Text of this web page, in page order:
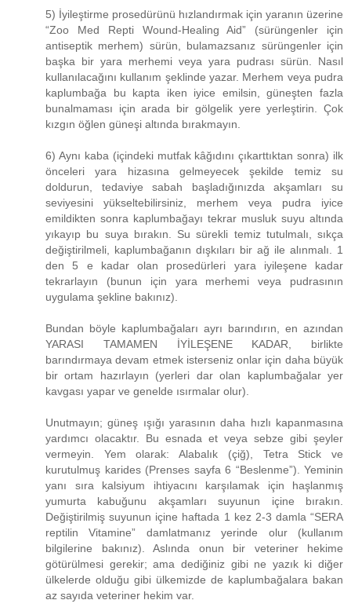
5) İyileştirme prosedürünü hızlandırmak için yaranın üzerine
“Zoo Med Repti Wound-Healing Aid” (sürüngenler için
antiseptik merhem) sürün, bulamazsanız sürüngenler için
başka bir yara merhemi veya yara pudrası sürün. Nasıl
kullanılacağını kullanım şeklinde yazar. Merhem veya pudra
kaplumbağa bu kapta iken iyice emilsin, güneşten fazla
bunalmaması için arada bir gölgelik yere yerleştirin. Çok
kızgın öğlen güneşi altında bırakmayın.
6) Aynı kaba (içindeki mutfak kâğıdını çıkarttıktan sonra) ilk
önceleri yara hizasına gelmeyecek şekilde temiz su
doldurun, tedaviye sabah başladığınızda akşamları su
seviyesini yükseltebilirsiniz, merhem veya pudra iyice
emildikten sonra kaplumbağayı tekrar musluk suyu altında
yıkayıp bu suya bırakın. Su sürekli temiz tutulmalı, sıkça
değiştirilmeli, kaplumbağanın dışkıları bir ağ ile alınmalı. 1
den 5 e kadar olan prosedürleri yara iyileşene kadar
tekrarlayın (bunun için yara merhemi veya pudrasının
uygulama şekline bakınız).
Bundan böyle kaplumbağaları ayrı barındırın, en azından
YARASI TAMAMEN İYİLEŞENE KADAR, birlikte
barındırmaya devam etmek isterseniz onlar için daha büyük
bir ortam hazırlayın (yerleri dar olan kaplumbağalar yer
kavgası yapar ve genelde ısırmalar olur).
Unutmayın; güneş ışığı yarasının daha hızlı kapanmasına
yardımcı olacaktır. Bu esnada et veya sebze gibi şeyler
vermeyin. Yem olarak: Alabalık (çiğ), Tetra Stick ve
kurutulmuş karides (Prenses sayfa 6 “Beslenme”). Yeminin
yanı sıra kalsiyum ihtiyacını karşılamak için haşlanmış
yumurta kabuğunu akşamları suyunun içine bırakın.
Değiştirilmiş suyunun içine haftada 1 kez 2-3 damla “SERA
reptilin Vitamine” damlatmanız yerinde olur (kullanım
bilgilerine bakınız). Aslında onun bir veteriner hekime
götürülmesi gerekir; ama dediğiniz gibi ne yazık ki diğer
ülkelerde olduğu gibi ülkemizde de kaplumbağalara bakan
az sayıda veteriner hekim var.